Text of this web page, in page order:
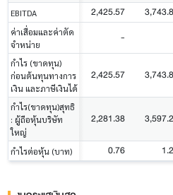
EBITDA 2,425.57
ค่าเสื่อมและค่าตัด
จำหน่าย
-
กำไร (ขาดทุน)
ก่อนต้นทุนทางการ
เงิน และภาษีเงินได้
2,425.57
กำไร(ขาดทุน)สุทธิ
: ผู้ถือหุ้นบริษัท
ใหญ่
2,281.38
กำไรต่อหุ้น (บาท) 0.76